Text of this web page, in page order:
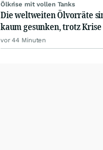
Ölkrise mit vollen Tanks
Die weltweiten Ölvorräte
kaum gesunken, trotz Krise
vor 44 Minuten